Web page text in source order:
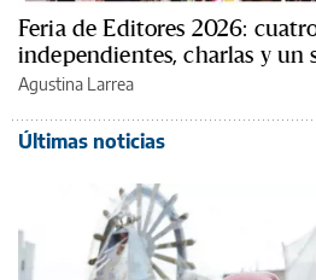
Feria de Editores 2026:
independientes, charlas y un
Agustina Larrea
Últimas noticias